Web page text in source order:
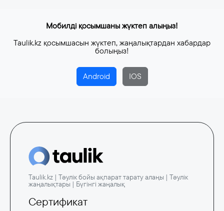
Мобилді қосымшаны жүктеп алыңыз!
Taulik.kz қосымшасын жүктеп, жаңалықтардан хабардар
болыңыз!
Android IOS
Taulik.kz | Тәулік бойы ақпарат тарату алаңы | Тәулік
жаңалықтары | Бүгінгі жаңалық
Сертификат